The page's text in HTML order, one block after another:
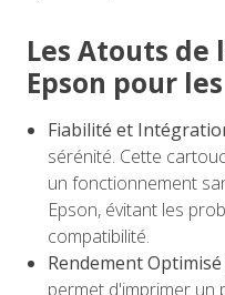
Les Atouts de
Epson pour
Fiabilité et
sérénité. Cette
un fonctionnement
Epson, évitant les
compatibilité.
Rendement Optimisé
permet d'imprimer un